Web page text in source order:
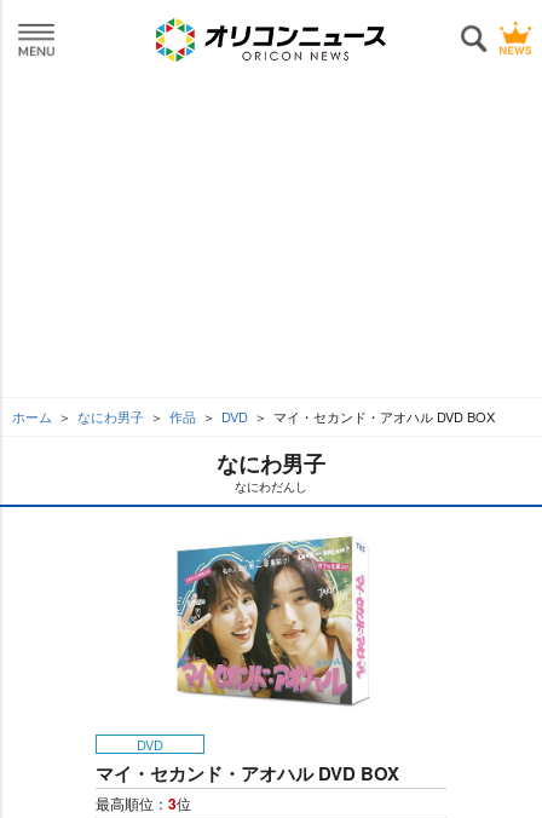
ホーム なにわ男子 作品 DVD マイ・セカンド・アオハル DVD BOX
なにわ男子
なにわだんし
DVD
マイ・セカンド・アオハル DVD BOX
最高順位： 3位